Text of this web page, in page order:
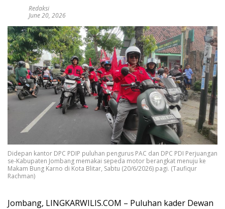
Redaksi
June 20, 2026
Didepan kantor DPC PDIP puluhan pengurus PAC dan DPC PDI Perjuangan
se-Kabupaten Jombang memakai sepeda motor berangkat menuju ke
Makam Bung Karno di Kota Blitar, Sabtu (20/6/2026) pagi. (Taufiqur
Rachman)
Jombang, LINGKARWILIS.COM – Puluhan kader Dewan